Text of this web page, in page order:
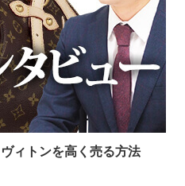
ィトンを高く売る方法